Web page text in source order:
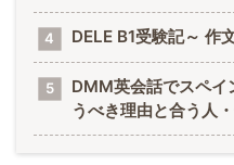
DELE B1受験記～ 作
DMM英会話でスペイ
うべき理由と合う人